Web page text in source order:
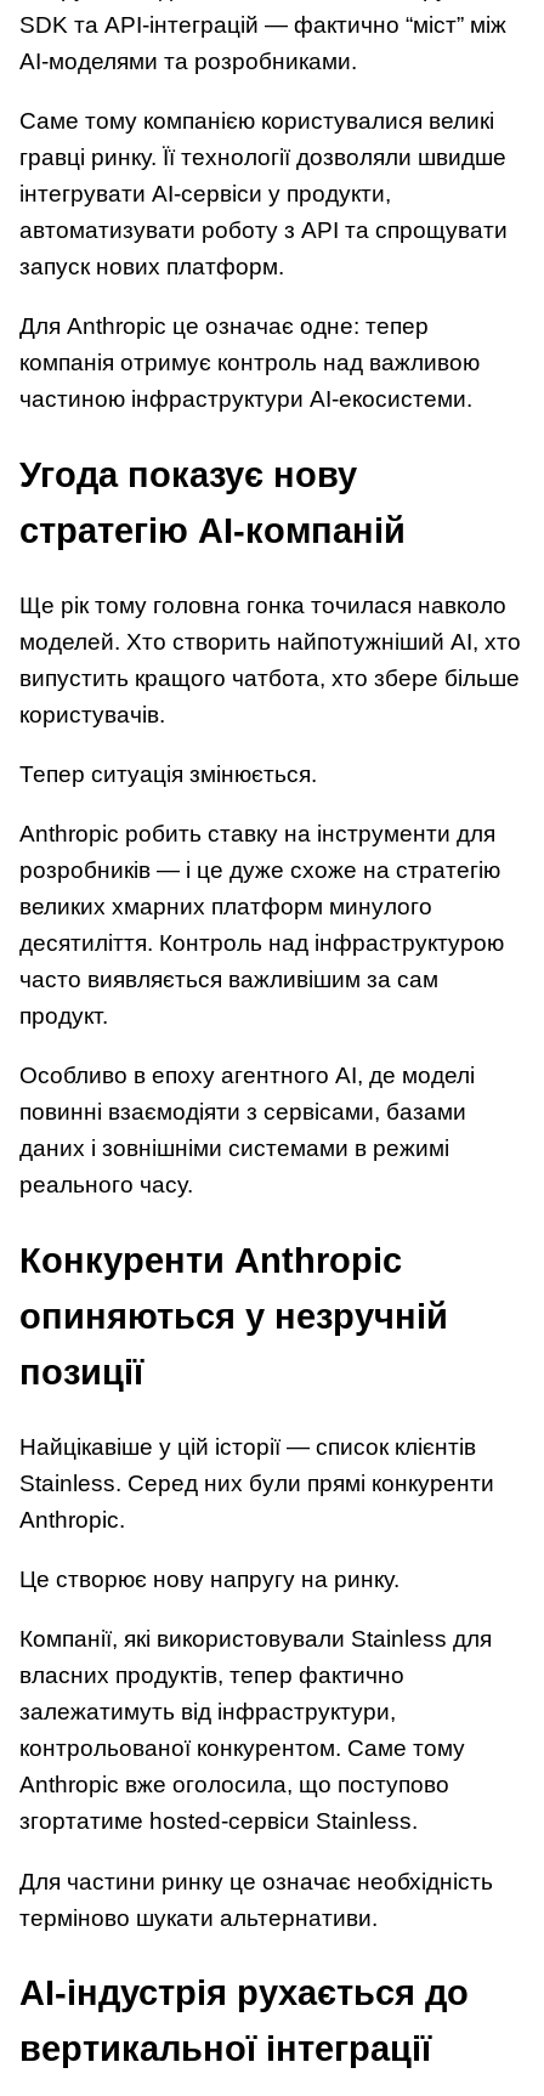
SDK та API-інтеграцій — фактично “міст” між
AI-моделями та розробниками.
Саме тому компанією користувалися великі
гравці ринку. Її технології дозволяли швидше
інтегрувати AI-сервіси у продукти,
автоматизувати роботу з API та спрощувати
запуск нових платформ.
Для Anthropic це означає одне: тепер
компанія отримує контроль над важливою
частиною інфраструктури AI-екосистеми.
Угода показує нову
стратегію AI-компаній
Ще рік тому головна гонка точилася навколо
моделей. Хто створить найпотужніший AI, хто
випустить кращого чатбота, хто збере більше
користувачів.
Тепер ситуація змінюється.
Anthropic робить ставку на інструменти для
розробників — і це дуже схоже на стратегію
великих хмарних платформ минулого
десятиліття. Контроль над інфраструктурою
часто виявляється важливішим за сам
продукт.
Особливо в епоху агентного AI, де моделі
повинні взаємодіяти з сервісами, базами
даних і зовнішніми системами в режимі
реального часу.
Конкуренти Anthropic
опиняються у незручній
позиції
Найцікавіше у цій історії — список клієнтів
Stainless. Серед них були прямі конкуренти
Anthropic.
Це створює нову напругу на ринку.
Компанії, які використовували Stainless для
власних продуктів, тепер фактично
залежатимуть від інфраструктури,
контрольованої конкурентом. Саме тому
Anthropic вже оголосила, що поступово
згортатиме hosted-сервіси Stainless.
Для частини ринку це означає необхідність
терміново шукати альтернативи.
AI-індустрія рухається до
вертикальної інтеграції